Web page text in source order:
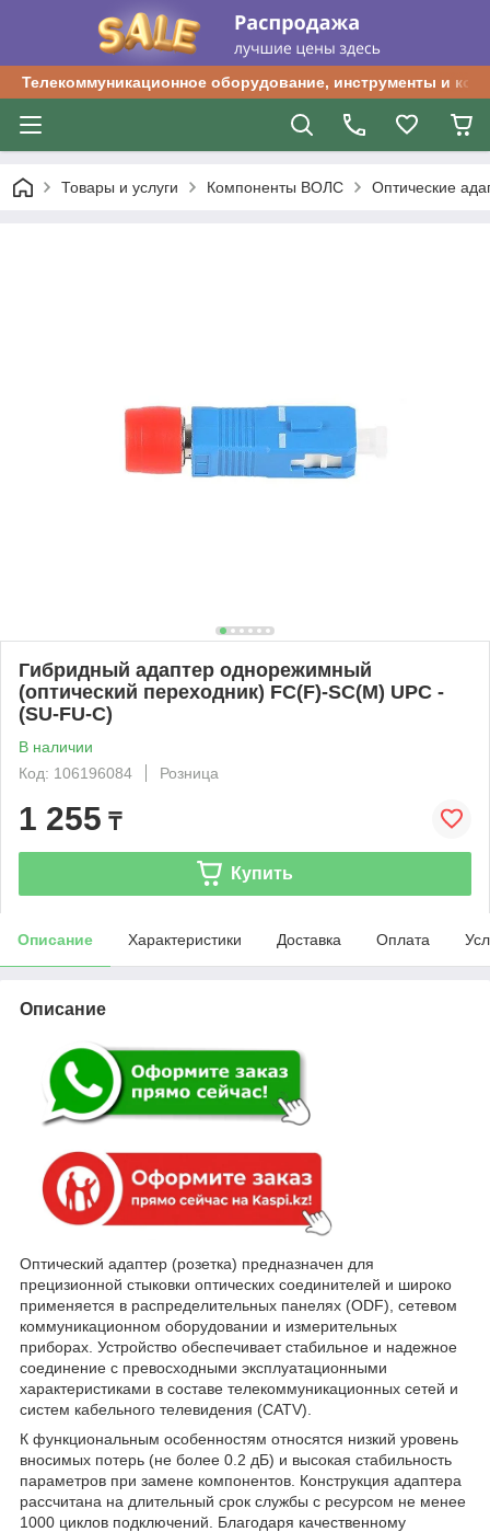
Телекоммуникационное оборудование, инструменты и
Товары и услуги Компоненты ВОЛС Оптические
Гибридный адаптер однорежимный
(оптический переходник) FC(F)-SC(M) UPC -
(SU-FU-C)
В наличии
Код: 106196084
Розница
1 255 ₸
Купить
Описание Характеристики Доставка Оплата
Описание
Оптический адаптер (розетка) предназначен для
прецизионной стыковки оптических соединителей и широко
применяется в распределительных панелях (ODF), сетевом
коммуникационном оборудовании и измерительных
приборах. Устройство обеспечивает стабильное и надежное
соединение с превосходными эксплуатационными
характеристиками в составе телекоммуникационных сетей и
систем кабельного телевидения (CATV).
К функциональным особенностям относятся низкий уровень
вносимых потерь (не более 0.2 дБ) и высокая стабильность
параметров при замене компонентов. Конструкция адаптера
рассчитана на длительный срок службы с ресурсом не менее
1000 циклов подключений. Благодаря качественному